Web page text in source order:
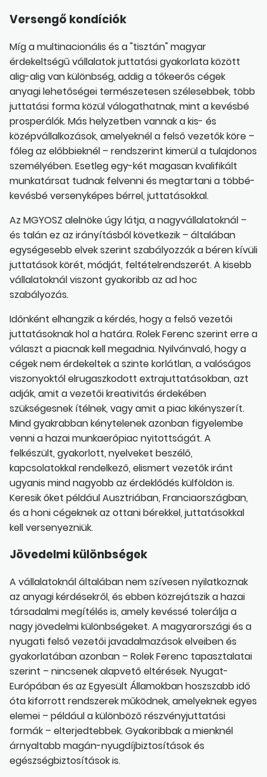
Versengő kondíciók
Míg a multinacionális és a "tisztán" magyar
érdekeltségű vállalatok juttatási gyakorlata között
alig-alig van különbség, addig a tőkeerős cégek
anyagi lehetőségei természetesen szélesebbek, több
juttatási forma közül válogathatnak, mint a kevésbé
prosperálók. Más helyzetben vannak a kis- és
középvállalkozások, amelyeknél a felső vezetők köre –
főleg az előbbieknél – rendszerint kimerül a tulajdonos
személyében. Esetleg egy-két magasan kvalifikált
munkatársat tudnak felvenni és megtartani a többé-
kevésbé versenyképes bérrel, juttatásokkal.
Az MGYOSZ alelnöke úgy látja, a nagyvállalatoknál –
és talán ez az irányításból következik – általában
egységesebb elvek szerint szabályozzák a béren kívüli
juttatások körét, módját, feltételrendszerét. A kisebb
vállalatoknál viszont gyakoribb az ad hoc
szabályozás.
Időnként elhangzik a kérdés, hogy a felső vezetői
juttatásoknak hol a határa. Rolek Ferenc szerint erre a
választ a piacnak kell megadnia. Nyilvánvaló, hogy a
cégek nem érdekeltek a szinte korlátlan, a valóságos
viszonyoktól elrugaszkodott extrajuttatásokban, azt
adják, amit a vezetői kreativitás érdekében
szükségesnek ítélnek, vagy amit a piac kikényszerít.
Mind gyakrabban kénytelenek azonban figyelembe
venni a hazai munkaerőpiac nyitottságát. A
felkészült, gyakorlott, nyelveket beszélő,
kapcsolatokkal rendelkező, elismert vezetők iránt
ugyanis mind nagyobb az érdeklődés külföldön is.
Keresik őket például Ausztriában, Franciaországban,
és a honi cégeknek az ottani bérekkel, juttatásokkal
kell versenyezniük.
Jövedelmi különbségek
A vállalatoknál általában nem szívesen nyilatkoznak
az anyagi kérdésekről, és ebben közrejátszik a hazai
társadalmi megítélés is, amely kevéssé tolerálja a
nagy jövedelmi különbségeket. A magyarországi és a
nyugati felső vezetői javadalmazások elveiben és
gyakorlatában azonban – Rolek Ferenc tapasztalatai
szerint – nincsenek alapvető eltérések. Nyugat-
Európában és az Egyesült Államokban hoszszabb idő
óta kiforrott rendszerek működnek, amelyeknek egyes
elemei – például a különböző részvényjuttatási
formák – elterjedtebbek. Gyakoribbak a mienknél
árnyaltabb magán-nyugdíjbiztosítások és
egészségbiztosítások is.